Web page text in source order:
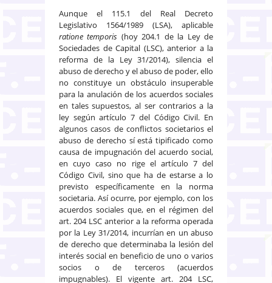
Aunque el 115.1 del Real Decreto
Legislativo 1564/1989 (LSA), aplicable
ratione temporis (hoy 204.1 de la Ley de
Sociedades de Capital (LSC), anterior a la
reforma de la Ley 31/2014), silencia el
abuso de derecho y el abuso de poder, ello
no constituye un obstáculo insuperable
para la anulación de los acuerdos sociales
en tales supuestos, al ser contrarios a la
ley según artículo 7 del Código Civil. En
algunos casos de conflictos societarios el
abuso de derecho sí está tipificado como
causa de impugnación del acuerdo social,
en cuyo caso no rige el artículo 7 del
Código Civil, sino que ha de estarse a lo
previsto específicamente en la norma
societaria. Así ocurre, por ejemplo, con los
acuerdos sociales que, en el régimen del
art. 204 LSC anterior a la reforma operada
por la Ley 31/2014, incurrían en un abuso
de derecho que determinaba la lesión del
interés social en beneficio de uno o varios
socios o de terceros (acuerdos
impugnables). El vigente art. 204 LSC,